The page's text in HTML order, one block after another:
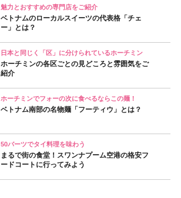
魅力とおすすめの専門店をご紹介
ベトナムのローカルスイーツの代表格「チェ
ー」とは？
日本と同じく「区」に分けられているホーチミン
ホーチミンの各区ごとの見どころと雰囲気をご
紹介
ホーチミンでフォーの次に食べるならこの麺！
ベトナム南部の名物麺「フーティウ」とは？
50バーツでタイ料理を味わう
まるで街の食堂！スワンナプーム空港の格安フ
ードコートに行ってみよう